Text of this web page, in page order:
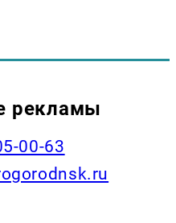
рекламы
00-63